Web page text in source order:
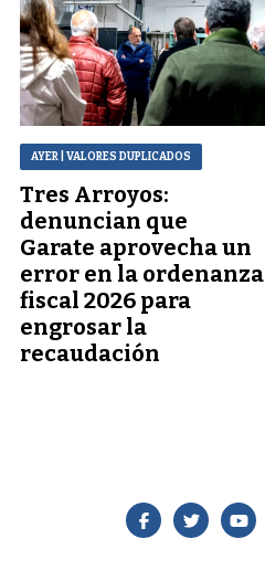
AYER | VALORES DUPLICADOS
Tres Arroyos:
denuncian que
Garate aprovecha un
error en la ordenanza
fiscal 2026 para
engrosar la
recaudación